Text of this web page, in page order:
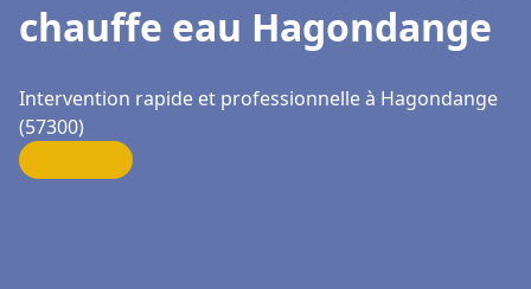
chauffe eau Hagondange
Intervention rapide et professionnelle à Hagondange
(57300)